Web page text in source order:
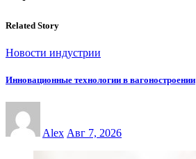
Related Story
Новости индустрии
Инновационные технологии в вагоностроении
Alex Авг 7, 2026